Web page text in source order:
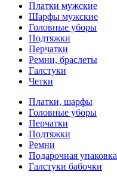
Платки мужские
Шарфы мужские
Головные уборы
Подтяжки
Перчатки
Ремни, браслеты
Галстуки
Четки
Платки, шарфы
Головные уборы
Перчатки
Подтяжки
Ремни
Подарочная упаковка
Галстуки бабочки